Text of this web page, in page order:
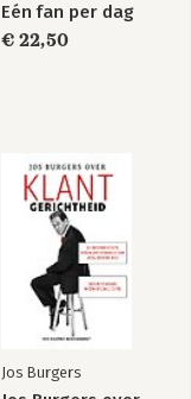
Eén fan per dag
€ 22,50
Jos Burgers